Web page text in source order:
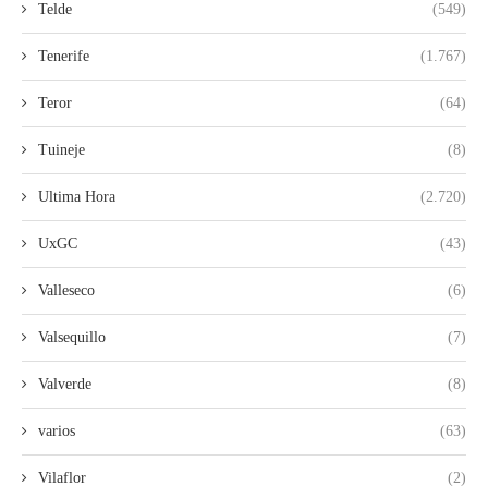
Telde (549)
Tenerife (1.767)
Teror (64)
Tuineje (8)
Ultima Hora (2.720)
UxGC (43)
Valleseco (6)
Valsequillo (7)
Valverde (8)
varios (63)
Vilaflor (2)